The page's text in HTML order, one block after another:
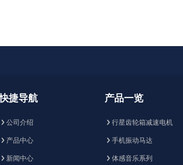
捷导航
公司介绍
产品中心
新闻中心
产品一览
行星齿轮箱减速电机
手机振动马达
体感音乐系列